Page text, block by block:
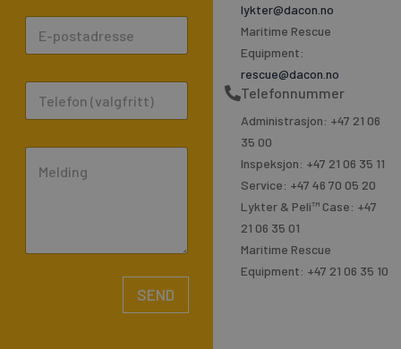
*
m
lh
SEND
lykter@dacon.no
Maritime Rescue
Equipment:
rescue@dacon.no
Telefonnummer
Administrasjon: +47 21 06
35 00
Inspeksjon: +47 21 06 35 11
Service: +47 46 70 05 20
Lykter & Peli™ Case: +47
21 06 35 01
Maritime Rescue
Equipment: +47 21 06 35 10